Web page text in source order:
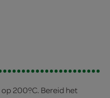
200ºC. Bereid het